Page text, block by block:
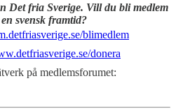
Det fria Sverige. Vill du bli medlem
svensk framtid?
blimedlem
donera
på medlemsforumet: